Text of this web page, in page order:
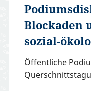
Blockaden
sozial-
Öffentliche